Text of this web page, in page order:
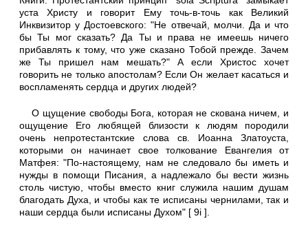
уста Христу и говорит Ему точь-в-точь как Великий
Инквизитор у Достоевского: "Не отвечай, молчи. Да и что
бы Ты мог сказать? Да Ты и права не имеешь ничего
прибавлять к тому, что уже сказано Тобой прежде. Зачем
же Ты пришел нам мешать?" А если Христос хочет
говорить не только апостолам? Если Он желает касаться и
воспламенять сердца и других людей?
О щущение свободы Бога, которая не скована ничем, и
ощущение Его любящей близости к людям породили
очень непротестантские слова св. Иоанна Златоуста,
которыми он начинает свое толкование Евангелия от
Матфея: "По-настоящему, нам не следовало бы иметь и
нужды в помощи Писания, а надлежало бы вести жизнь
столь чистую, чтобы вместо книг служила нашим душам
благодать Духа, и чтобы как те исписаны чернилами, так и
наши сердца были исписаны Духом" [ 9i ].